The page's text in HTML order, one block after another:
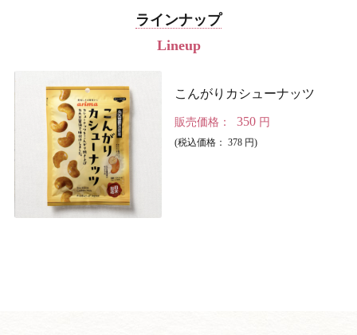
ラインナップ
Lineup
こんがりカシューナッツ
販売価格： 350 円
(税込価格： 378 円)